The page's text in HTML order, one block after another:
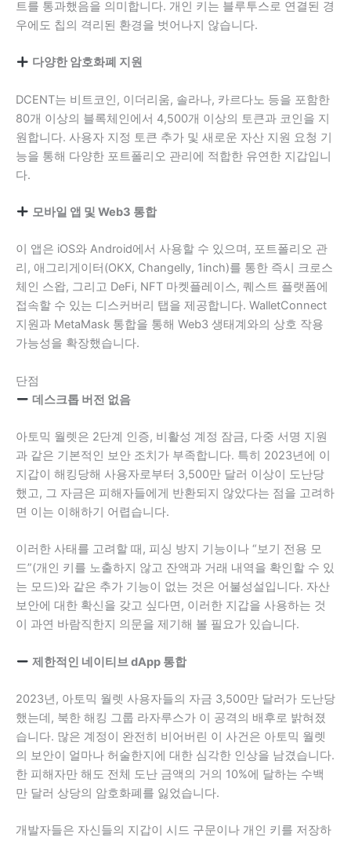
트를 통과했음을 의미합니다. 개인 키는 블루투스로 연결된 경
우에도 칩의 격리된 환경을 벗어나지 않습니다.
다양한 암호화폐 지원
DCENT는 비트코인, 이더리움, 솔라나, 카르다노 등을 포함한
80개 이상의 블록체인에서 4,500개 이상의 토큰과 코인을 지
원합니다. 사용자 지정 토큰 추가 및 새로운 자산 지원 요청 기
능을 통해 다양한 포트폴리오 관리에 적합한 유연한 지갑입니
다.
모바일 앱 및 Web3 통합
이 앱은 iOS와 Android에서 사용할 수 있으며, 포트폴리오 관
리, 애그리게이터(OKX, Changelly, 1inch)를 통한 즉시 크로스
체인 스왑, 그리고 DeFi, NFT 마켓플레이스, 퀘스트 플랫폼에
접속할 수 있는 디스커버리 탭을 제공합니다. WalletConnect
지원과 MetaMask 통합을 통해 Web3 생태계와의 상호 작용
가능성을 확장했습니다.
단점
데스크톱 버전 없음
아토믹 월렛은 2단계 인증, 비활성 계정 잠금, 다중 서명 지원
과 같은 기본적인 보안 조치가 부족합니다. 특히 2023년에 이
지갑이 해킹당해 사용자로부터 3,500만 달러 이상이 도난당
했고, 그 자금은 피해자들에게 반환되지 않았다는 점을 고려하
면 이는 이해하기 어렵습니다.
이러한 사태를 고려할 때, 피싱 방지 기능이나 “보기 전용 모
드”(개인 키를 노출하지 않고 잔액과 거래 내역을 확인할 수 있
는 모드)와 같은 추가 기능이 없는 것은 어불성설입니다. 자산
보안에 대한 확신을 갖고 싶다면, 이러한 지갑을 사용하는 것
이 과연 바람직한지 의문을 제기해 볼 필요가 있습니다.
제한적인 네이티브 dApp 통합
2023년, 아토믹 월렛 사용자들의 자금 3,500만 달러가 도난당
했는데, 북한 해킹 그룹 라자루스가 이 공격의 배후로 밝혀졌
습니다. 많은 계정이 완전히 비어버린 이 사건은 아토믹 월렛
의 보안이 얼마나 허술한지에 대한 심각한 인상을 남겼습니다.
한 피해자만 해도 전체 도난 금액의 거의 10%에 달하는 수백
만 달러 상당의 암호화폐를 잃었습니다.
개발자들은 자신들의 지갑이 시드 구문이나 개인 키를 저장하